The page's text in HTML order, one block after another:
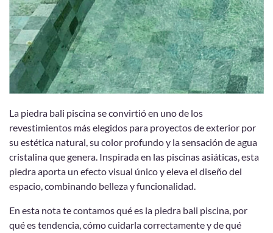
La piedra bali piscina se convirtió en uno de los
revestimientos más elegidos para proyectos de exterior por
su estética natural, su color profundo y la sensación de agua
cristalina que genera. Inspirada en las piscinas asiáticas, esta
piedra aporta un efecto visual único y eleva el diseño del
espacio, combinando belleza y funcionalidad.
En esta nota te contamos qué es la piedra bali piscina, por
qué es tendencia, cómo cuidarla correctamente y de qué